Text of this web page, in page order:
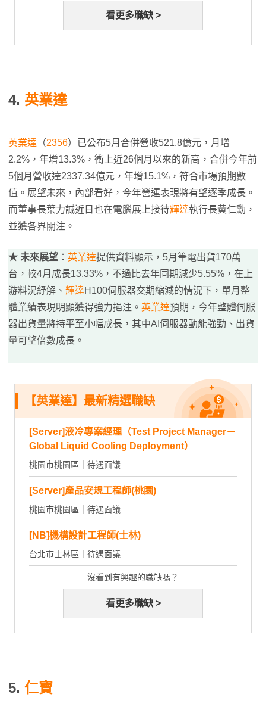
看更多職缺 >
4. 英業達
英業達 （2356）已公布5月合併營收521.8億元，月增
2.2%，年增13.3%，衝上近26個月以來的新高，合併今年前
5個月營收達2337.34億元，年增15.1%，符合市場預期數
值。展望未來，內部看好，今年營運表現將有望逐季成長。
而董事長葉力誠近日也在電腦展上接待輝達執行長黃仁勳，
並獲各界關注。
★ 未來展望 ： 英業達提供資料顯示，5月筆電出貨170萬
台，較4月成長13.33%，不過比去年同期減少5.55%，在上
游料況紓解、 輝達H100伺服器交期縮減的情況下，單月整
體業績表現明顯獲得強力挹注。 英業達預期，今年整體伺服
器出貨量將持平至小幅成長，其中AI伺服器動能強勁、出貨
量可望倍數成長。
【英業達】最新精選職缺
[Server]液冷專案經理（Test Project Manager－
Global Liquid Cooling Deployment）
桃園市桃園區｜待遇面議
[Server]產品安規工程師(桃園)
桃園市桃園區｜待遇面議
[NB]機構設計工程師(士林)
台北市士林區｜待遇面議
沒看到有興趣的職缺嗎？
看更多職缺 >
5. 仁寶